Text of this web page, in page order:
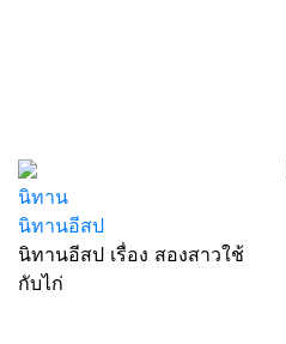
นิทาน
นิทานอีสป
นิทานอีสป เรื่อง สองสาวใช้
กับไก่